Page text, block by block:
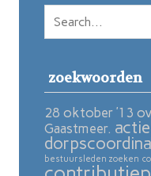
zoekwoorden
28 oktober ’13
Gaastmeer.
bestuursleden zoeken